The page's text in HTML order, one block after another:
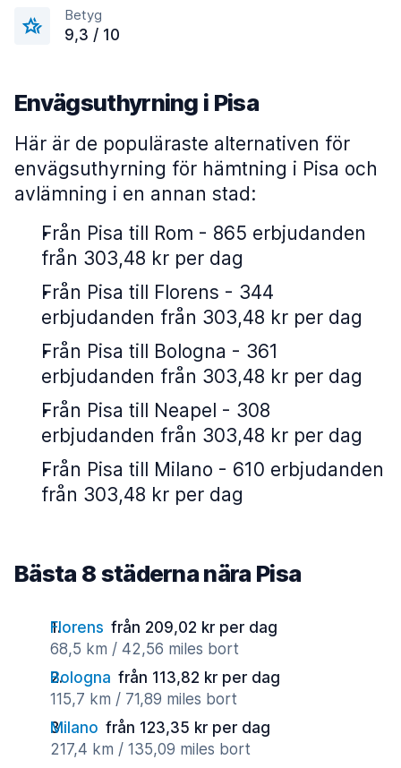
Betyg
9,3 / 10
Envägsuthyrning i Pisa
Här är de populäraste alternativen för
envägsuthyrning för hämtning i Pisa och
avlämning i en annan stad:
Från Pisa till Rom - 865 erbjudanden
från 303,48 kr per dag
Från Pisa till Florens - 344
erbjudanden från 303,48 kr per dag
Från Pisa till Bologna - 361
erbjudanden från 303,48 kr per dag
Från Pisa till Neapel - 308
erbjudanden från 303,48 kr per dag
Från Pisa till Milano - 610 erbjudanden
från 303,48 kr per dag
Bästa 8 städerna nära Pisa
Florens från 209,02 kr per dag
68,5 km / 42,56 miles bort
Bologna från 113,82 kr per dag
115,7 km / 71,89 miles bort
Milano från 123,35 kr per dag
217,4 km / 135,09 miles bort